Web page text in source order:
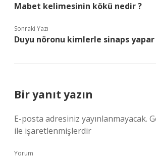
Mabet kelimesinin kökü nedir ?
Sonraki Yazı
Duyu nöronu kimlerle sinaps yapar
Bir yanıt yazın
E-posta adresiniz yayınlanmayacak.
ile işaretlenmişlerdir
Yorum